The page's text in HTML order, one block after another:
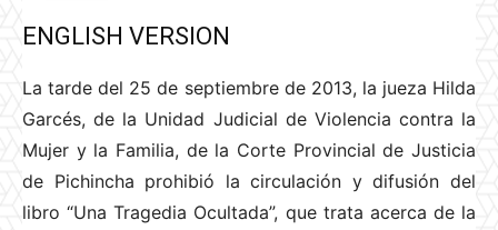
ENGLISH VERSION
La tarde del 25 de septiembre de 2013, la jueza Hilda
Garcés, de la Unidad Judicial de Violencia contra la
Mujer y la Familia, de la Corte Provincial de Justicia
de Pichincha prohibió la circulación y difusión del
libro “Una Tragedia Ocultada”, que trata acerca de la